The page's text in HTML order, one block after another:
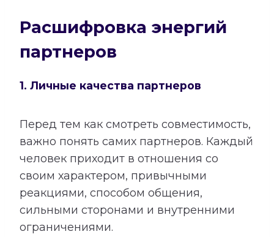
Расшифровка энергий
партнеров
1. Личные качества партнеров
Перед тем как смотреть совместимость,
важно понять самих партнеров. Каждый
человек приходит в отношения со
своим характером, привычными
реакциями, способом общения,
сильными сторонами и внутренними
ограничениями.